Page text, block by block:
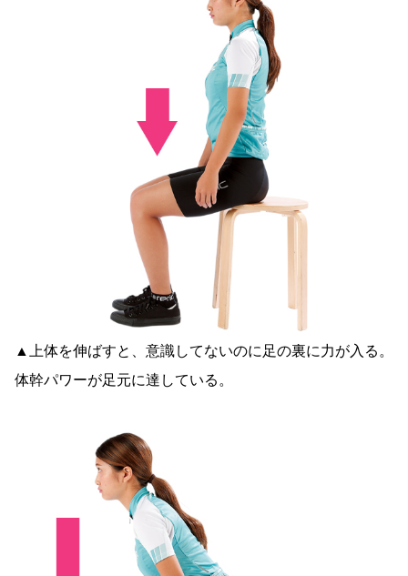
▲上体を伸ばすと、意識してないのに足の裏に力が入る。
体幹パワーが足元に達している。